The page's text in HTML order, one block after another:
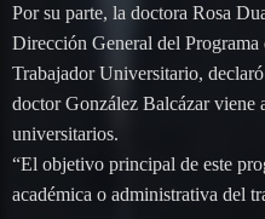
Por su parte, la doctora Rosa
Dirección General del
Trabajador Universitario,
doctor González Balcázar viene
universitarios.
“El objetivo principal de este
académica o administrativa del